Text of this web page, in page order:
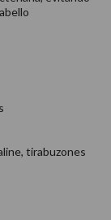
tirabuzones